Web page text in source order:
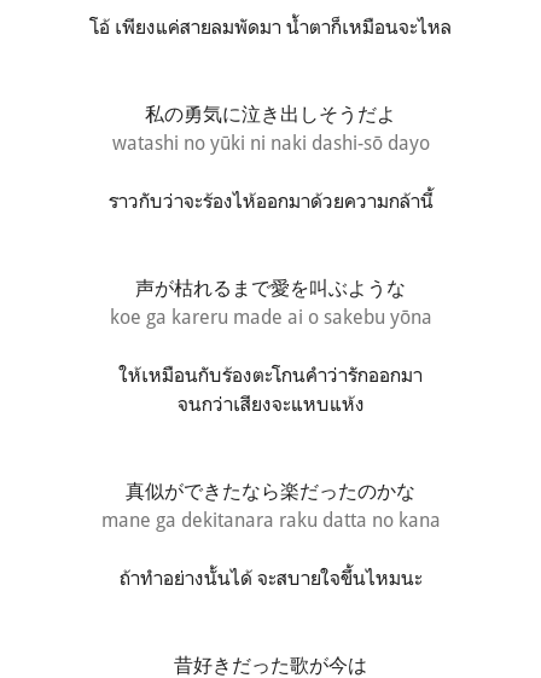
โอ้ เพียงแค่สายลมพัดมา น้ำตาก็เหมือนจะไหล
私の勇気に泣き出しそうだよ
watashi no yūki ni naki dashi-sō dayo
ราวกับว่าจะร้องไห้ออกมาด้วยความกล้านี้
声が枯れるまで愛を叫ぶような
koe ga kareru made ai o sakebu yōna
ให้เหมือนกับร้องตะโกนคำว่ารักออกมา
จนกว่าเสียงจะแหบแห้ง
真似ができたなら楽だったのかな
mane ga dekitanara raku datta no kana
ถ้าทำอย่างนั้นได้ จะสบายใจขึ้นไหมนะ
昔好きだった歌が今は